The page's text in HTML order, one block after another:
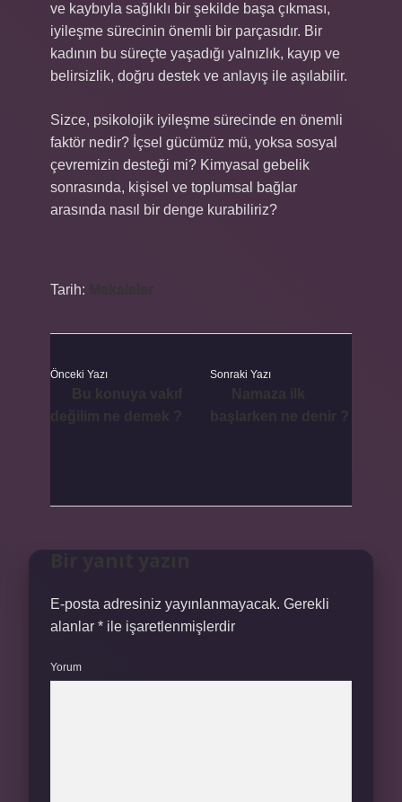
ve kaybıyla sağlıklı bir şekilde başa çıkması,
iyileşme sürecinin önemli bir parçasıdır. Bir
kadının bu süreçte yaşadığı yalnızlık, kayıp ve
belirsizlik, doğru destek ve anlayış ile aşılabilir.
Sizce, psikolojik iyileşme sürecinde en önemli
faktör nedir? İçsel gücümüz mü, yoksa sosyal
çevremizin desteği mi? Kimyasal gebelik
sonrasında, kişisel ve toplumsal bağlar
arasında nasıl bir denge kurabiliriz?
Tarih:
Önceki Yazı Sonraki Yazı
E-posta adresiniz yayınlanmayacak. Gerekli
alanlar * ile işaretlenmişlerdir
Yorum